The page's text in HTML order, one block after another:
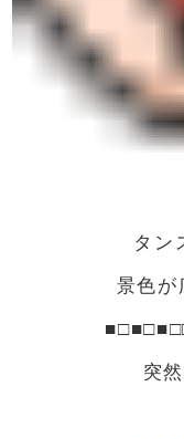
タン
景色
突